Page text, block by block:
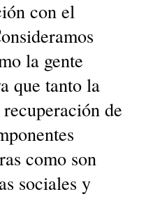
con el
la gente
que tanto la
de
como son
sociales y